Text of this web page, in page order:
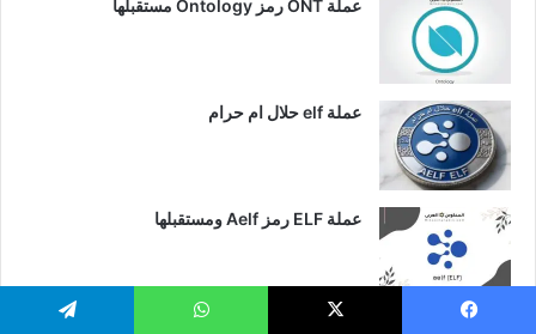
عملة ONT رمز Ontology مستقبلها
عملة elf حلال ام حرام
عملة ELF رمز Aelf ومستقبلها